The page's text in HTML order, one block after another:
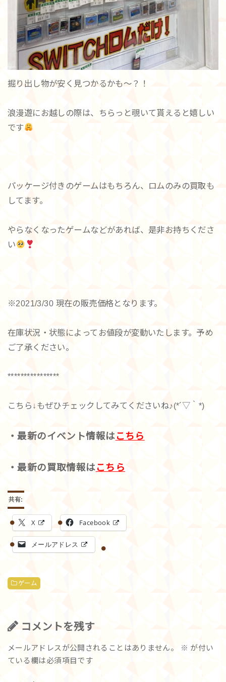
掘り出し物が安く見つかるかも～？！
浪漫遊にお越しの際は、ちらっと覗いて貰えると嬉しい
です
パッケージ付きのゲームはもちろん、ロムのみの買取も
してます。
やらなくなったゲームなどがあれば、是非お持ちくださ
い
※2021/3/30 現在の販売価格となります。
在庫状況・状態によってお値段が変動いたします。予め
ご了承ください。
****************
こちら↓もぜひチェックしてみてくださいね♪(*´▽｀*)
・最新のイベント情報はこちら
・最新の買取情報はこちら
共有:
X Facebook
メールアドレス
ゲーム
コメントを残す
メールアドレスが公開されることはありません。 ※ が付い
ている欄は必須項目です